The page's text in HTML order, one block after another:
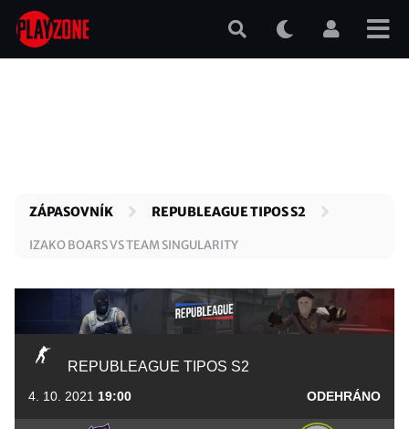
Přejít
hlavnímu
ZÁPASOVNÍK REPUBLEAGUE TIPOS S2
IZAKO BOARS VS TEAM SINGULARITY
REPUBLEAGUE TIPOS S2
4. 10. 2021 19:00 ODEHRÁNO